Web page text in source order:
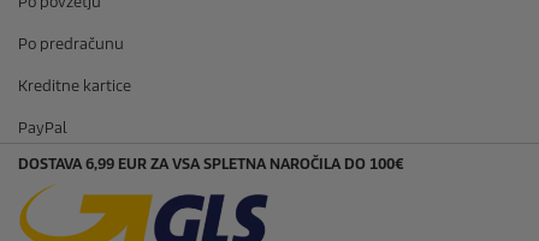
Po predračunu
Kreditne kartice
PayPal
DOSTAVA 6,99 EUR ZA VSA SPLETNA NAROČILA DO 100€